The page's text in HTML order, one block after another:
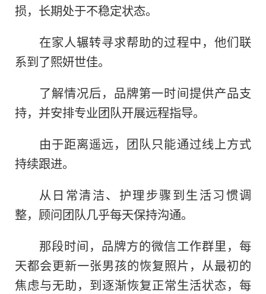
损，长期处于不稳定状态。
在家人辗转寻求帮助的过程中，他们联
系到了熙妍世佳。
了解情况后，品牌第一时间提供产品支
持，并安排专业团队开展远程指导。
由于距离遥远，团队只能通过线上方式
持续跟进。
从日常清洁、护理步骤到生活习惯调
整，顾问团队几乎每天保持沟通。
那段时间，品牌方的微信工作群里，每
天都会更新一张男孩的恢复照片，从最初的
焦虑与无助，到逐渐恢复正常生活状态，每